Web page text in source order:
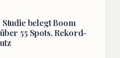
Studie belegt Boom
55 Spots, Rekord-